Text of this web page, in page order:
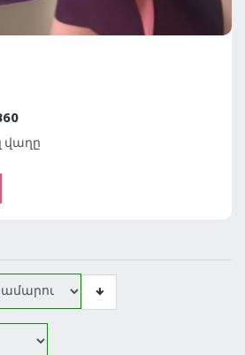
վաղը